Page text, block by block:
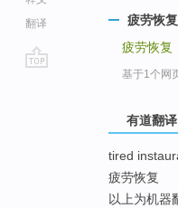
翻译
疲劳恢复
疲劳恢复
基于1个网
有道翻译
tired
疲劳恢复
以上为机器